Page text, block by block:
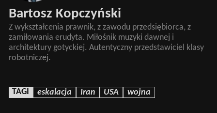
Bartosz Kopczyński
Z wykształcenia prawnik, z zawodu przedsiębiorca, z
zamiłowania erudyta. Miłośnik muzyki dawnej i
architektury gotyckiej. Autentyczny przedstawiciel klasy
robotniczej.
TAGI eskalacja Iran USA wojna